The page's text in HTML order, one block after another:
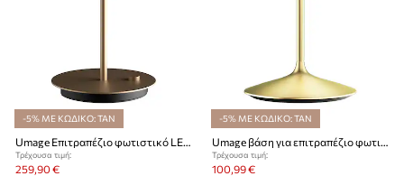
-5% ΜΕ ΚΩΔΙΚΟ: TAN
Τρέχουσα τιμή:
259,90 €
-5% ΜΕ ΚΩΔΙΚΟ: TAN
Τρέχουσα τιμή:
100,99 €